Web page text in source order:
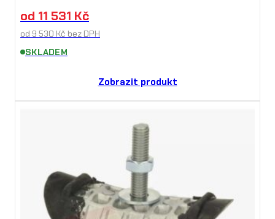
od 11 531 Kč
od 9 530 Kč bez DPH
SKLADEM
Zobrazit produkt